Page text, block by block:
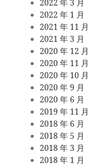
2022 年 3 月
2022 年 1 月
2021 年 11 月
2021 年 3 月
2020 年 12 月
2020 年 11 月
2020 年 10 月
2020 年 9 月
2020 年 6 月
2019 年 11 月
2018 年 6 月
2018 年 5 月
2018 年 3 月
2018 年 1 月